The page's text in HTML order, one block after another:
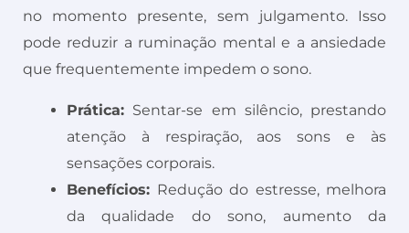
no momento presente, sem julgamento. Isso
pode reduzir a ruminação mental e a ansiedade
que frequentemente impedem o sono.
Prática: Sentar-se em silêncio, prestando
atenção à respiração, aos sons e às
sensações corporais.
Benefícios: Redução do estresse, melhora
da qualidade do sono, aumento da